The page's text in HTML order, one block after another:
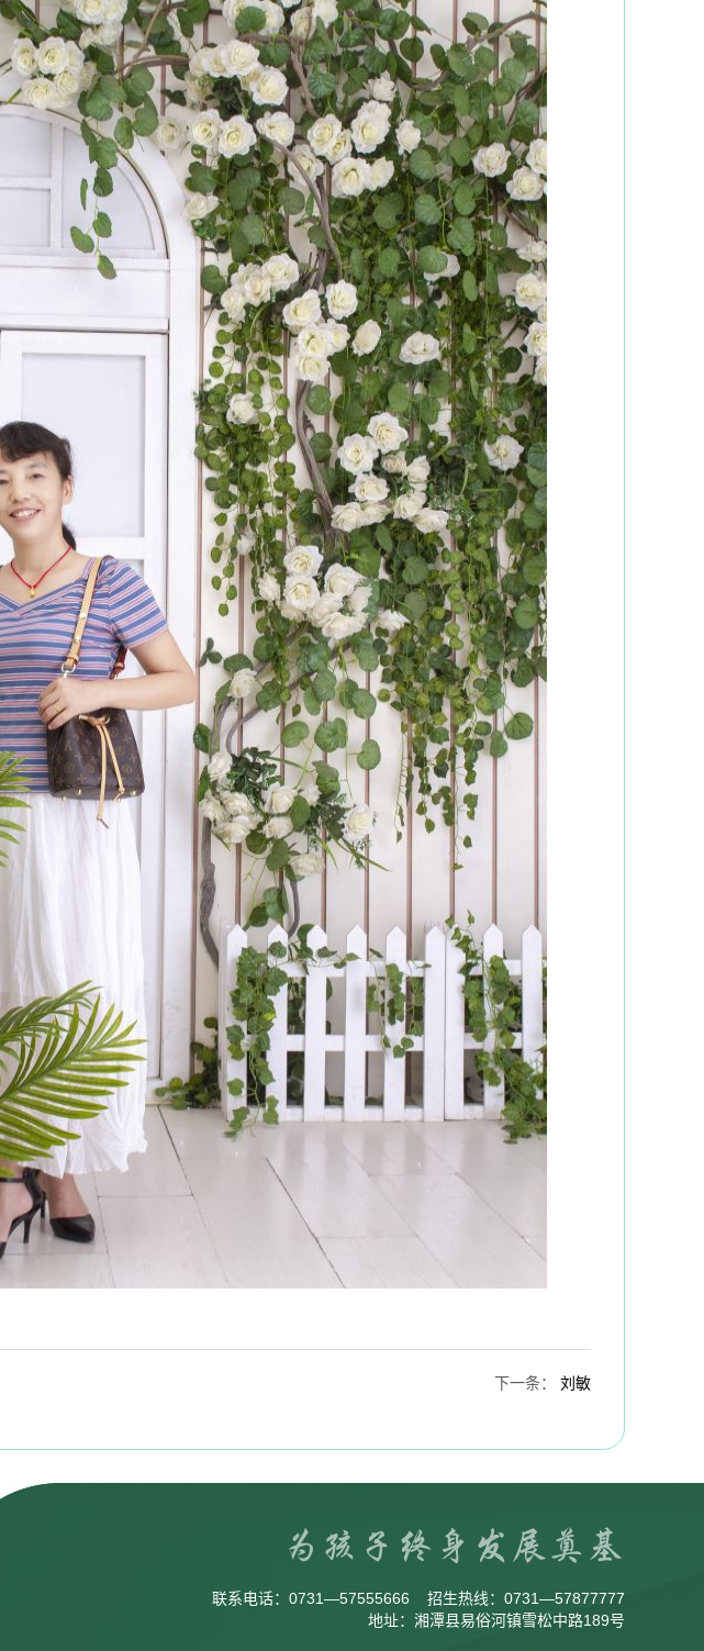
下一条： 刘敏
联系电话： 0731—57555666 招生热线： 0731—57877777
地址：湘潭县易俗河镇雪松中路189号